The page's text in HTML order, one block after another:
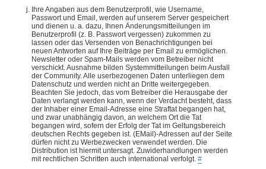
Ihre Angaben aus dem Benutzerprofil, wie Username,
Passwort und Email, werden auf unserem Server gespeichert
und dienen u. a. dazu, Ihnen Änderungsmitteilungen im
Benutzerprofil (z. B. Passwort vergessen) zukommen zu
lassen oder das Versenden von Benachrichtigungen bei
neuen Antworten auf Ihre Beiträge per Email zu ermöglichen.
Newsletter oder Spam-Mails werden vom Betreiber nicht
verschickt. Ausnahme bilden Systemmitteilungen beim Ausfall
der Community. Alle userbezogenen Daten unterliegen dem
Datenschutz und werden nicht an Dritte weitergegeben.
Beachten Sie jedoch, das vom Betreiber die Herausgabe der
Daten verlangt werden kann, wenn der Verdacht besteht, dass
der Inhaber einer Email-Adresse eine Straftat begangen hat,
und zwar unabhängig davon, an welchem Ort die Tat
begangen wird, sofern der Erfolg der Tat im Geltungsbereich
deutschen Rechts gegeben ist. (EMail)-Adressen auf der Seite
dürfen nicht zu Werbezwecken verwendet werden. Die
Distribution ist hiermit untersagt. Zuwiderhandlungen werden
mit rechtlichen Schritten auch international verfolgt. #